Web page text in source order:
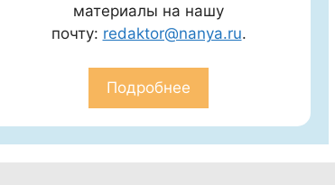
материалы на нашу
почту: redaktor@nanya.ru.
Подробнее